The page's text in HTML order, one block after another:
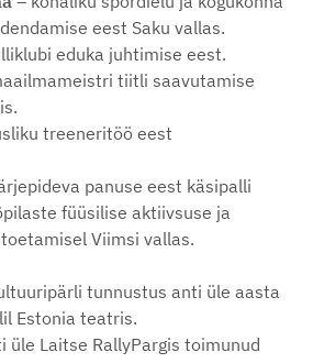
eest Saku vallas.
eduka juhtimise eest.
tiitli saavutamise
treeneritöö eest
panuse eest käsipalli
füüsilise aktiivsuse ja
Viimsi vallas.
tunnustus anti üle aasta
Estonia teatris.
üle Laitse RallyPargis toimunud